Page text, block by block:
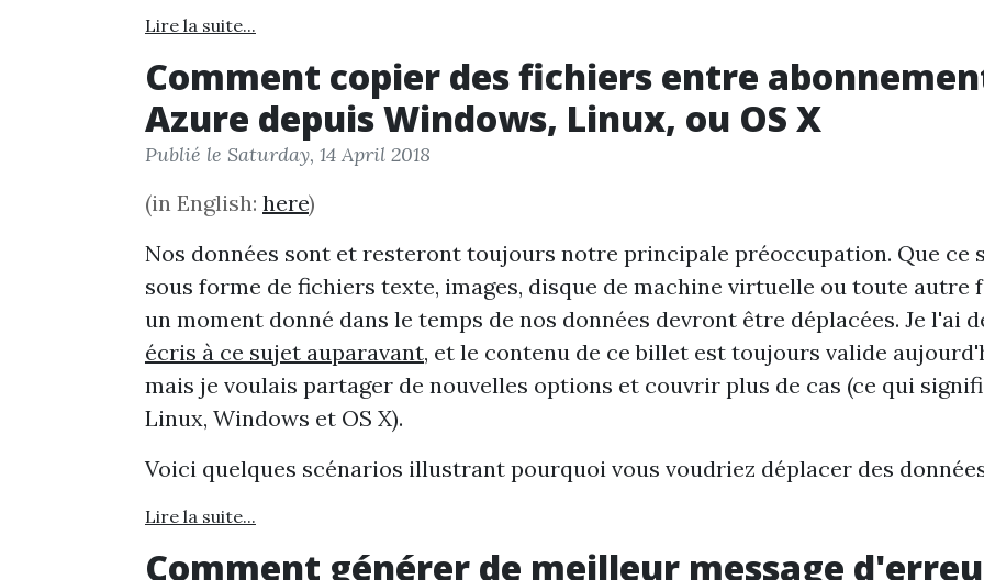
Lire la suite...
Comment copier des fichiers entre
Azure depuis Windows, Linux, ou OS X
Publié le Saturday, 14 April 2018
(in English: here)
Nos données sont et resteront toujours notre principale préoccupation. Que ce
sous forme de fichiers texte, images, disque de machine virtuelle ou toute autre
un moment donné dans le temps de nos données devront être déplacées. Je l'ai
écris à ce sujet auparavant, et le contenu de ce billet est toujours valide
mais je voulais partager de nouvelles options et couvrir plus de cas (ce qui
Linux, Windows et OS X).
Voici quelques scénarios illustrant pourquoi vous voudriez déplacer des
Lire la suite...
Comment générer de meilleur message